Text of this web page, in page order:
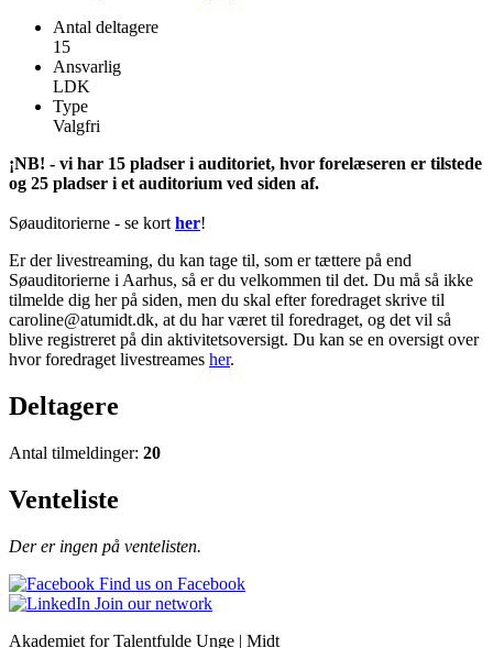
Antal deltagere
15
Ansvarlig
LDK
Type
Valgfri
¡NB! - vi har 15 pladser i auditoriet, hvor forelæseren er tilstede
og 25 pladser i et auditorium ved siden af.
Søauditorierne - se kort her!
Er der livestreaming, du kan tage til, som er tættere på end
Søauditorierne i Aarhus, så er du velkommen til det. Du må så ikke
tilmelde dig her på siden, men du skal efter foredraget skrive til
caroline@atumidt.dk, at du har været til foredraget, og det vil så
blive registreret på din aktivitetsoversigt. Du kan se en oversigt over
hvor foredraget livestreames her.
Deltagere
Antal tilmeldinger: 20
Venteliste
Der er ingen på ventelisten.
Find us on Facebook
Join our network
Akademiet for Talentfulde Unge | Midt